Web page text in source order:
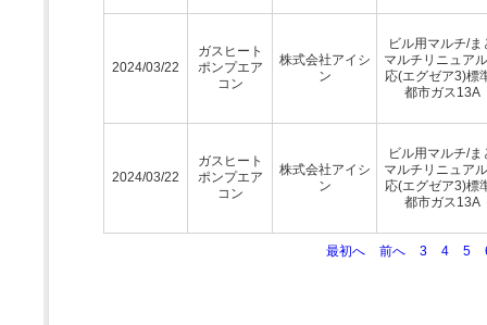
2024/03/22
ガスヒート
ポンプエア
コン
株式会社アイシ
ン
ビル用マルチ/ま
マルチリニュア
応(エグゼア3)標
都市ガス13A
2024/03/22
ガスヒート
ポンプエア
コン
株式会社アイシ
ン
ビル用マルチ/ま
マルチリニュア
応(エグゼア3)標
都市ガス13A
最初へ 前へ 3 4 5